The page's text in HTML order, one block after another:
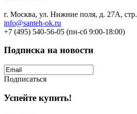
г. Москва, ул. Нижние поля, д. 27А,
info@santeh-ok.ru
+7 (495) 540-56-05 (пн-сб 9:00-18:00)
Подписка на новости
Подписаться
Успейте купить!